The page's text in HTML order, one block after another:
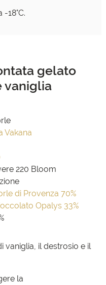
18°C.
gelato
vaniglia
Vakana
220 Bloom
di Provenza 70%
Opalys 33%
vaniglia, il destrosio e il
la